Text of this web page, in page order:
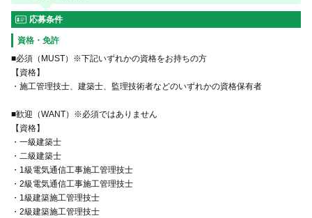
応募条件
資格・免許
■必須（MUST）※下記いずれかの資格をお持ちの方
【資格】
・施工管理技士、建築士、監理技術者などのいずれかの資格保有者
■歓迎（WANT）※必須ではありません
【資格】
・一級建築士
・二級建築士
・1級電気通信工事施工管理技士
・2級電気通信工事施工管理技士
・1級建築施工管理技士
・2級建築施工管理技士